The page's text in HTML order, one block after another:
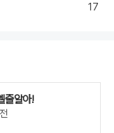
17
줄알아!